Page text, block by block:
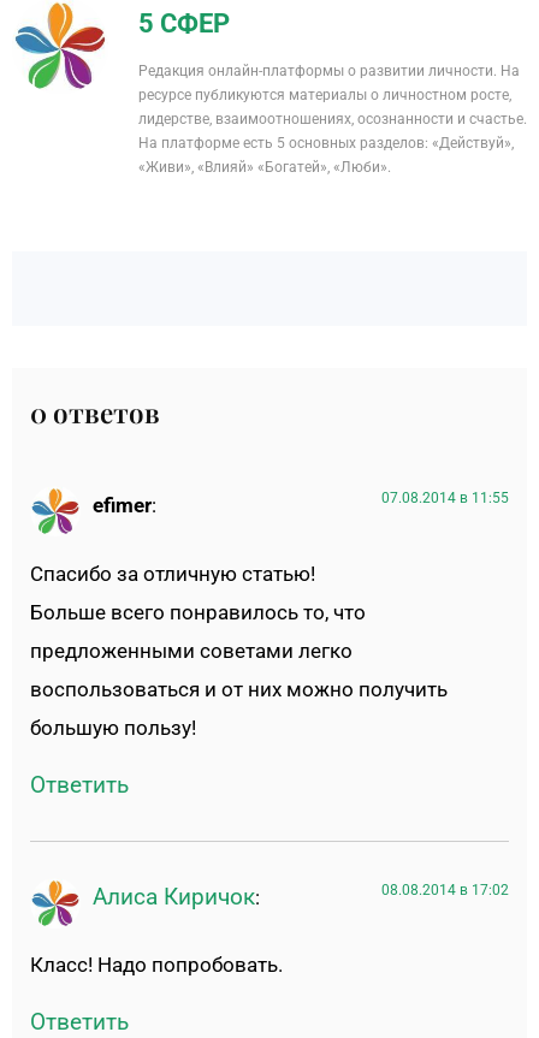
5 СФЕР
Редакция онлайн-платформы о развитии личности. На
ресурсе публикуются материалы о личностном росте,
лидерстве, взаимоотношениях, осознанности и счастье.
На платформе есть 5 основных разделов: «Действуй»,
«Живи», «Влияй» «Богатей», «Люби».
0 ответов
efimer: 07.08.2014 в 11:55
Спасибо за отличную статью!
Больше всего понравилось то, что
предложенными советами легко
воспользоваться и от них можно получить
большую пользу!
Ответить
Алиса Киричок: 08.08.2014 в 17:02
Класс! Надо попробовать.
Ответить